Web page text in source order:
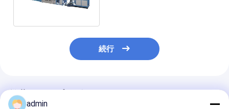
続行
推薦されたプロダクト
admin